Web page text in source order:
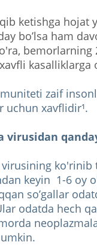
ketishga hojat
bo’lsa ham
bemorlarning
zaif
uchun xavflidir¹.
virusidan
ko'rinib
keyin 1-6 oy
so’gallar
odatda hech